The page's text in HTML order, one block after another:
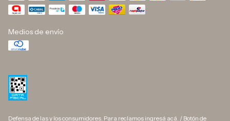
Medios de envío
Defensa de las y los consumidores. Para reclamos ingresá acá. / Botón de